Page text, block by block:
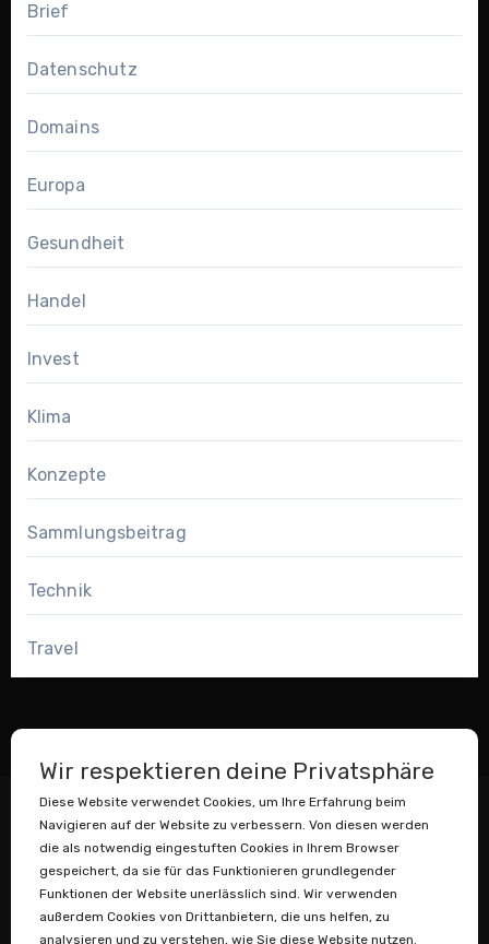
Brief
Datenschutz
Domains
Europa
Gesundheit
Handel
Invest
Klima
Konzepte
Sammlungsbeitrag
Technik
Travel
Wir respektieren deine Privatsphäre
Diese Website verwendet Cookies, um Ihre Erfahrung beim
Navigieren auf der Website zu verbessern. Von diesen werden
die als notwendig eingestuften Cookies in Ihrem Browser
gespeichert, da sie für das Funktionieren grundlegender
Funktionen der Website unerlässlich sind. Wir verwenden
außerdem Cookies von Drittanbietern, die uns helfen, zu
analysieren und zu verstehen, wie Sie diese Website nutzen.